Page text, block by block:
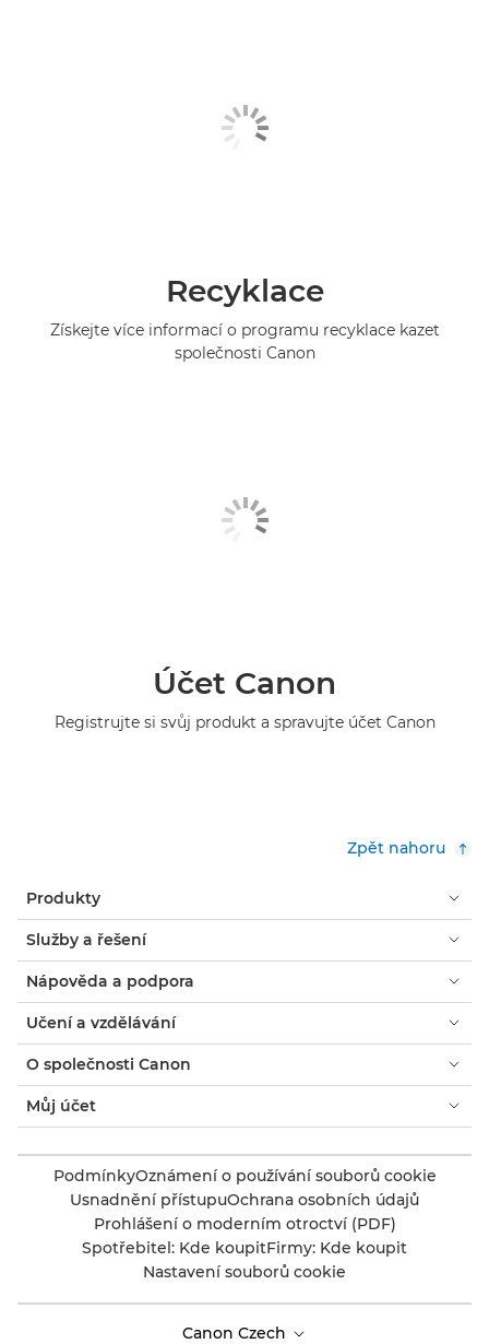
Recyklace
Získejte více informací o programu recyklace kazet
společnosti Canon
Účet Canon
Registrujte si svůj produkt a spravujte účet Canon
Zpět nahoru
Produkty
Služby a řešení
Nápověda a podpora
Učení a vzdělávání
O společnosti Canon
Můj účet
PodmínkyOznámení o používání souborů cookie
Usnadnění přístupuOchrana osobních údajů
Prohlášení o moderním otroctví (PDF)
Spotřebitel: Kde koupitFirmy: Kde koupit
Nastavení souborů cookie
Canon Czech